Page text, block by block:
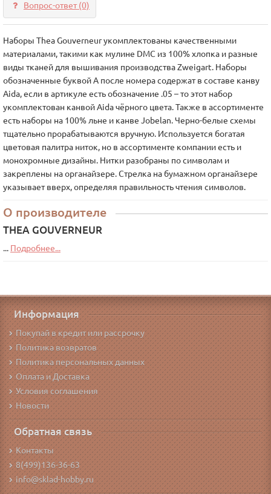
Вопрос-ответ(0)
Наборы Thea Gouverneur укомплектованы качественными
материалами, такими как мулине DMC из 100% хлопка и разные
виды тканей для вышивания производства Zweigart. Наборы
обозначенные буквой А после номера содержат в составе канву
Aida, если в артикуле есть обозначение .05 – то этот набор
укомплектован канвой Aida чёрного цвета. Также в ассортименте
есть наборы на 100% льне и канве Jobelan. Черно-белые схемы
тщательно прорабатываются вручную. Используется богатая
цветовая палитра ниток, но в ассортименте компании есть и
монохромные дизайны. Нитки разобраны по символам и
закреплены на органайзере. Стрелка на бумажном органайзере
указывает вверх, определяя правильность чтения символов.
О производителе
THEA GOUVERNEUR
... Подробнее...
Информация
Покупай в кредит или рассрочку
Политика возвратов
Политика персональных данных
Оплата и Доставка
Условия соглашения
Новости
Обратная связь
Контакты
8(499)136-36-63
info@sklad-hobby.ru